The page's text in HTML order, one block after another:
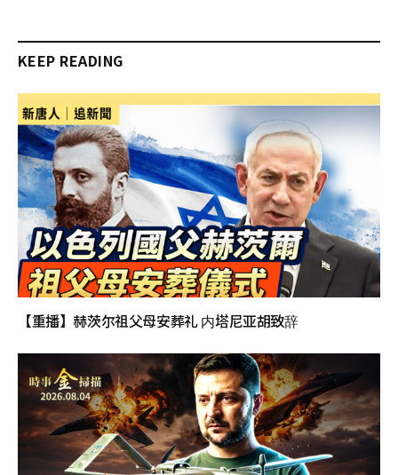
KEEP READING
【重播】赫茨尔祖父母安葬礼 内塔尼亚胡致辞